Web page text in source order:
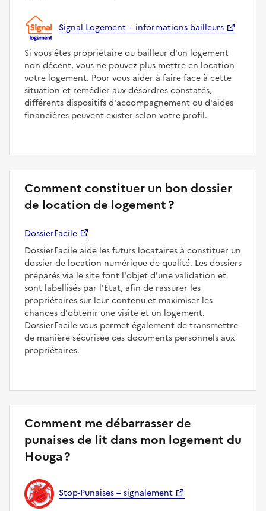
Signal Logement – informations bailleurs
Si vous êtes propriétaire ou bailleur d'un logement
non décent, vous ne pouvez plus mettre en location
votre logement. Pour vous aider à faire face à cette
situation et remédier aux désordres constatés,
différents dispositifs d'accompagnement ou d'aides
financières peuvent exister selon votre profil.
Comment constituer un bon dossier
de location de logement ?
DossierFacile
DossierFacile aide les futurs locataires à constituer un
dossier de location numérique de qualité. Les dossiers
préparés via le site font l'objet d'une validation et
sont labellisés par l'État, afin de rassurer les
propriétaires sur leur contenu et maximiser les
chances d'obtenir une visite et un logement.
DossierFacile vous permet également de transmettre
de manière sécurisée ces documents personnels aux
propriétaires.
Comment me débarrasser de
punaises de lit dans mon logement du
Houga ?
Stop-Punaises – signalement